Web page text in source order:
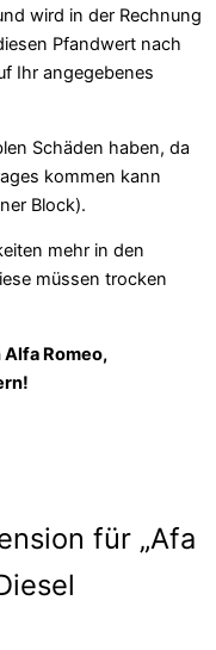
wird in der Rechnung
Pfandwert nach
Ihr angegebenes
Schäden haben, da
kommen kann
Block).
mehr in den
müssen trocken
Romeo,
für „Afa